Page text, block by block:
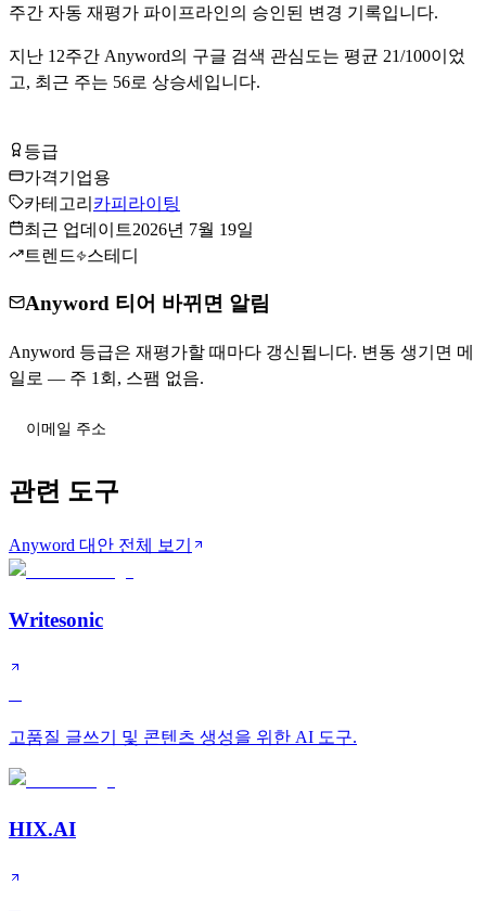
주간 자동 재평가 파이프라인의 승인된 변경 기록입니다.
지난 12주간 Anyword의 구글 검색 관심도는 평균 21/100이었
고, 최근 주는 56로 상승세입니다.
등급
가격기업용
카테고리 카피라이팅
최근 업데이트2026년 7월 19일
트렌드
스테디
Anyword 티어 바뀌면 알림
Anyword 등급은 재평가할 때마다 갱신됩니다. 변동 생기면 메
일로 — 주 1회, 스팸 없음.
관련 도구
Anyword 대안 전체 보기
Writesonic
고품질 글쓰기 및 콘텐츠 생성을 위한 AI 도구.
HIX.AI